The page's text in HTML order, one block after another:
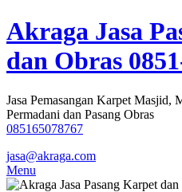
Skip
to
content
Akraga Jasa
dan Obras
Jasa Pemasangan Karpet Masjid,
Permadani dan Pasang Obras
085165078767
jasa@akraga.com
Menu